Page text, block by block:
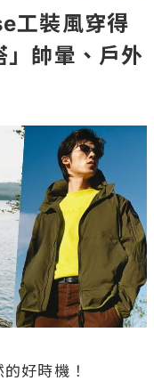
工裝風穿得
」帥暈、戶外
好時機！